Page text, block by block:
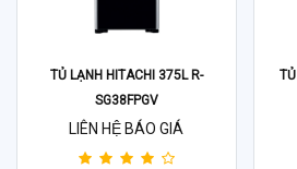
TỦ LẠNH HITACHI 375L R-
SG38FPGV
LIÊN HỆ BÁO GIÁ